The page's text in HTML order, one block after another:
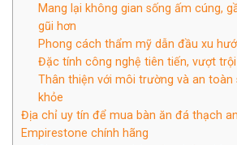
Mang lại không gian sống ấm cúng,
gũi hơn
Phong cách thẩm mỹ dẫn đầu xu
Đặc tính công nghệ tiên tiến, vượt trội
Thân thiện với môi trường và an toàn
khỏe
Địa chỉ uy tín để mua bàn ăn đá thạch
Empirestone chính hãng